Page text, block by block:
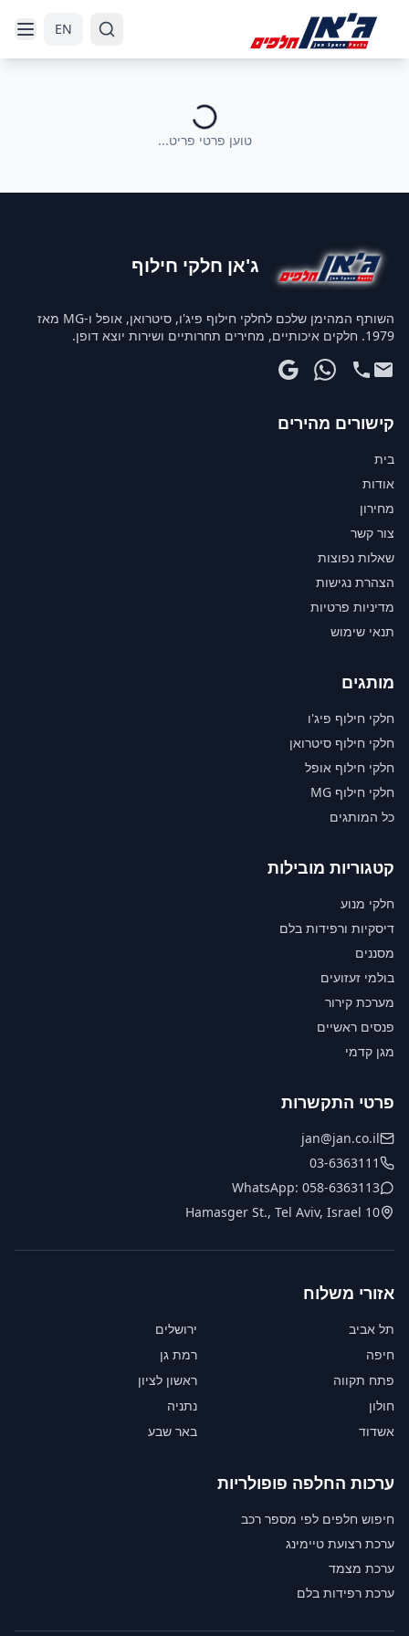
EN
טוען פרטי פריט...
ג'אן חלקי חילוף
השותף המהימן שלכם לחלקי חילוף פיג'ו, סיטרואן, אופל ו-MG מאז
1979. חלקים איכותיים, מחירים תחרותיים ושירות יוצא דופן.
קישורים מהירים
בית
אודות
מחירון
צור קשר
שאלות נפוצות
הצהרת נגישות
מדיניות פרטיות
תנאי שימוש
מותגים
חלקי חילוף פיג'ו
חלקי חילוף סיטרואן
חלקי חילוף אופל
חלקי חילוף MG
כל המותגים
קטגוריות מובילות
חלקי מנוע
דיסקיות ורפידות בלם
מסננים
בולמי זעזועים
מערכת קירור
פנסים ראשיים
מגן קדמי
פרטי התקשרות
jan@jan.co.il
03-6363111
WhatsApp: 058-6363113
10 Hamasger St., Tel Aviv, Israel
אזורי משלוח
תל אביב
ירושלים
חיפה
רמת גן
פתח תקווה
ראשון לציון
חולון
נתניה
אשדוד
באר שבע
ערכות החלפה פופולריות
חיפוש חלפים לפי מספר רכב
ערכת רצועת טיימינג
ערכת מצמד
ערכת רפידות בלם